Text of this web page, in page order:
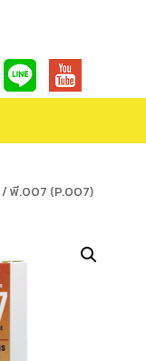
/ พี.007 (P.007)